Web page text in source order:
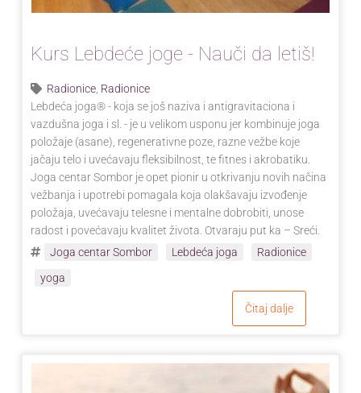
Kurs Lebdeće joge - Nauči da letiš!
Radionice Radionice
Lebdeća joga® - koja se još naziva i antigravitaciona i
vazdušna joga i sl. - je u velikom usponu jer kombinuje joga
položaje (asane), regenerativne poze, razne vežbe koje
jačaju telo i uvećavaju fleksibilnost, te fitnes i akrobatiku.
Joga centar Sombor je opet pionir u otkrivanju novih načina
vežbanja i upotrebi pomagala koja olakšavaju izvođenje
položaja, uvećavaju telesne i mentalne dobrobiti, unose
radost i povećavaju kvalitet života. Otvaraju put ka – Sreći.
Joga centar Sombor
Lebdeća joga
Radionice
yoga
Čitaj dalje